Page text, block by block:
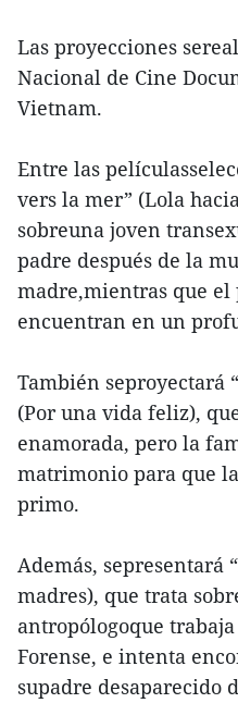
Las proyecciones
Nacional de Cine
Vietnam.
Entre las
vers la mer” (Lola
sobreuna joven
padre después de la
madre,mientras que el
encuentran en un
También seproyectará
(Por una vida feliz),
enamorada, pero la
matrimonio para que
primo.
Además, sepresentará
madres), que trata
antropólogoque
Forense, e intenta
supadre desaparecido